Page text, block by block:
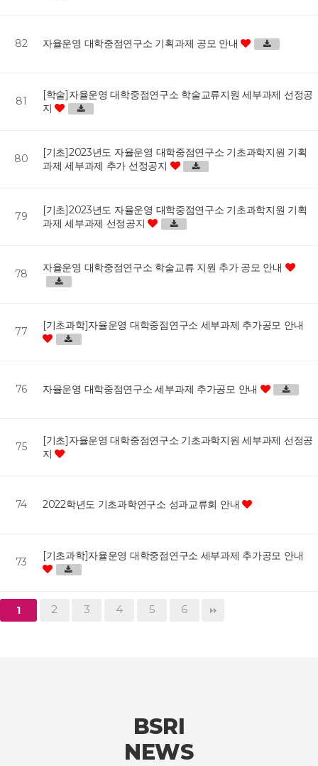
82 자율운영 대학중점연구소 기획과제 공모 안내
81
[학술]자율운영 대학중점연구소 학술교류지원 세부과제 선정공
지
80
[기초]2023년도 자율운영 대학중점연구소 기초과학지원 기획
과제 세부과제 추가 선정공지
79
[기초]2023년도 자율운영 대학중점연구소 기초과학지원 기획
과제 세부과제 선정공지
78 자율운영 대학중점연구소 학술교류 지원 추가 공모 안내
77 [기초과학]자율운영 대학중점연구소 세부과제 추가공모 안내
76 자율운영 대학중점연구소 세부과제 추가공모 안내
75
[기초]자율운영 대학중점연구소 기초과학지원 세부과제 선정공
지
74 2022학년도 기초과학연구소 성과교류회 안내
73 [기초과학]자율운영 대학중점연구소 세부과제 추가공모 안내
1 2 3 4 5 6
BSRI
NEWS